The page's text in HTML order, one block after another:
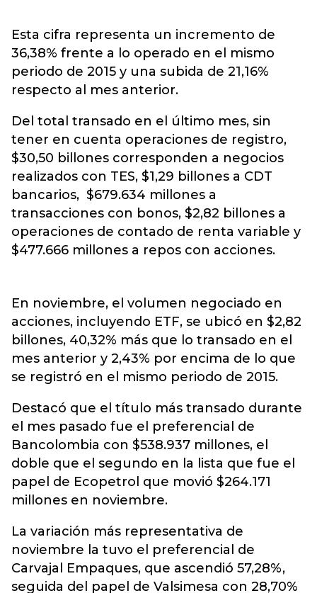
Esta cifra representa un incremento de
36,38% frente a lo operado en el mismo
periodo de 2015 y una subida de 21,16%
respecto al mes anterior.
Del total transado en el último mes, sin
tener en cuenta operaciones de registro,
$30,50 billones corresponden a negocios
realizados con TES, $1,29 billones a CDT
bancarios, $679.634 millones a
transacciones con bonos, $2,82 billones a
operaciones de contado de renta variable y
$477.666 millones a repos con acciones.
En noviembre, el volumen negociado en
acciones, incluyendo ETF, se ubicó en $2,82
billones, 40,32% más que lo transado en el
mes anterior y 2,43% por encima de lo que
se registró en el mismo periodo de 2015.
Destacó que el título más transado durante
el mes pasado fue el preferencial de
Bancolombia con $538.937 millones, el
doble que el segundo en la lista que fue el
papel de Ecopetrol que movió $264.171
millones en noviembre.
La variación más representativa de
noviembre la tuvo el preferencial de
Carvajal Empaques, que ascendió 57,28%,
seguida del papel de Valsimesa con 28,70%